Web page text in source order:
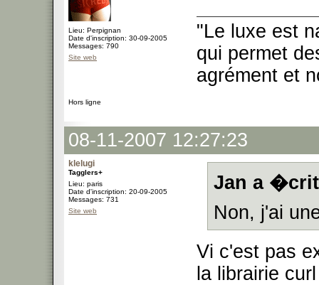
Lieu: Perpignan
Date d'inscription: 30-09-2005
Messages: 790
Site web
"Le luxe est
qui permet
agrément et
Hors ligne
08-11-2007 12:27:23
klelugi
Tagglers+
Lieu: paris
Date d'inscription: 20-09-2005
Messages: 731
Site web
Jan a
Non, j'ai
Vi c'est pas
la librairie